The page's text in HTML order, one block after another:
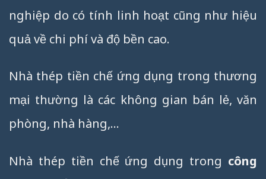
nghiệp do có tính linh hoạt cũng như hiệu
quả về chi phí và độ bền cao.
Nhà thép tiền chế ứng dụng trong thương
mại thường là các không gian bán lẻ, văn
phòng, nhà hàng,…
Nhà thép tiền chế ứng dụng trong công